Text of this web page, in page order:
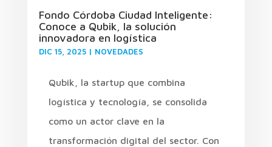
Fondo Córdoba Ciudad Inteligente:
Conoce a Qubik, la solución
innovadora en logística
DIC 15, 2025| NOVEDADES
Qubik, la startup que combina
logística y tecnología, se consolida
como un actor clave en la
transformación digital del sector. Con